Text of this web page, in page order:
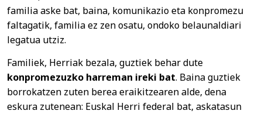
familia aske bat, baina, komunikazio eta konpromezu
faltagatik, familia ez zen osatu, ondoko belaunaldiari
legatua utziz.
Familiek, Herriak bezala, guztiek behar dute
konpromezuzko harreman ireki bat. Baina guztiek
borrokatzen zuten berea eraikitzearen alde, dena
eskura zutenean: Euskal Herri federal bat, askatasun